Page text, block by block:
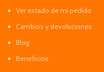
Ver estado de mi pedido
Cambios y devoluciones
Blog
Beneficios